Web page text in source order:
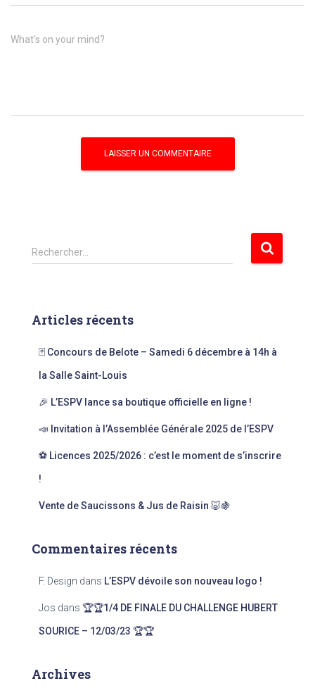
What's on your mind?
R
e
r
Rechercher…
Articles récents
🃏 Concours de Belote – Samedi 6 décembre à 14h à
la Salle Saint-Louis
🎉 L’ESPV lance sa boutique officielle en ligne !
📣 Invitation à l’Assemblée Générale 2025 de l’ESPV
⚽ Licences 2025/2026 : c’est le moment de s’inscrire
!
Vente de Saucissons & Jus de Raisin 🐷🍇
Commentaires récents
F. Design dans L’ESPV dévoile son nouveau logo !
Jos dans 🏆🏆1/4 DE FINALE DU CHALLENGE HUBERT
SOURICE – 12/03/23 🏆🏆
Archives